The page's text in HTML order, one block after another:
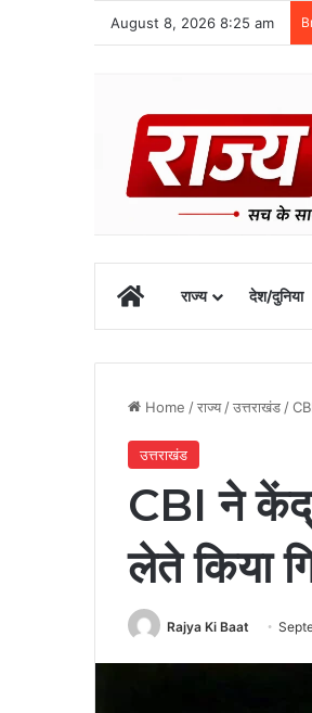
August 8, 2026 8:25 am
Homeराज्य देश/दुनिया
Home /राज्य /उत्तराखंड /
उत्तराखंड
CBI ने
लेते किया
Rajya Ki Baat